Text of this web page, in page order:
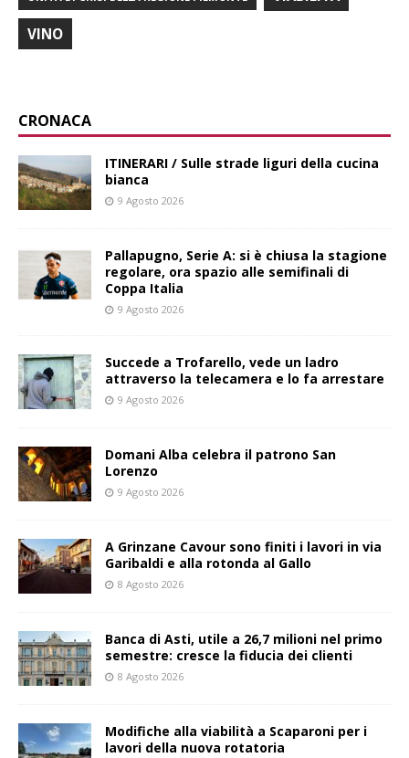
VINO
CRONACA
ITINERARI / Sulle strade liguri della cucina
bianca
9 Agosto 2026
Pallapugno, Serie A: si è chiusa la stagione
regolare, ora spazio alle semifinali di
Coppa Italia
9 Agosto 2026
Succede a Trofarello, vede un ladro
attraverso la telecamera e lo fa arrestare
9 Agosto 2026
Domani Alba celebra il patrono San
Lorenzo
9 Agosto 2026
A Grinzane Cavour sono finiti i lavori in via
Garibaldi e alla rotonda al Gallo
8 Agosto 2026
Banca di Asti, utile a 26,7 milioni nel primo
semestre: cresce la fiducia dei clienti
8 Agosto 2026
Modifiche alla viabilità a Scaparoni per i
lavori della nuova rotatoria